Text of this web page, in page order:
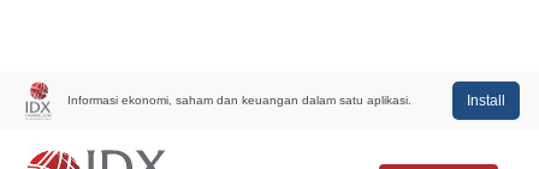
Informasi ekonomi, saham dan keuangan dalam satu aplikasi. Install